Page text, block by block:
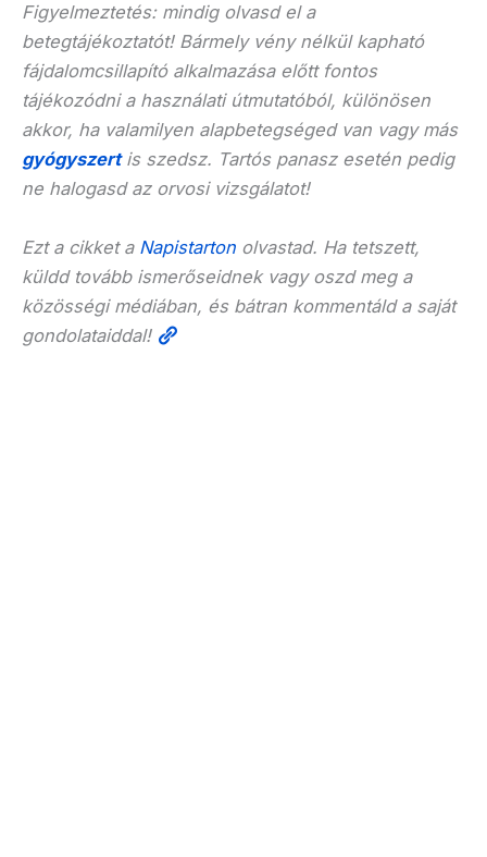
Figyelmeztetés: mindig olvasd el a
betegtájékoztatót! Bármely vény nélkül kapható
fájdalomcsillapító alkalmazása előtt fontos
tájékozódni a használati útmutatóból, különösen
akkor, ha valamilyen alapbetegséged van vagy más
gyógyszertis szedsz. Tartós panasz esetén pedig
ne halogasd az orvosi vizsgálatot!
Ezt a cikket a Napistarton olvastad. Ha tetszett,
küldd tovább ismerőseidnek vagy oszd meg a
közösségi médiában, és bátran kommentáld a saját
gondolataiddal!